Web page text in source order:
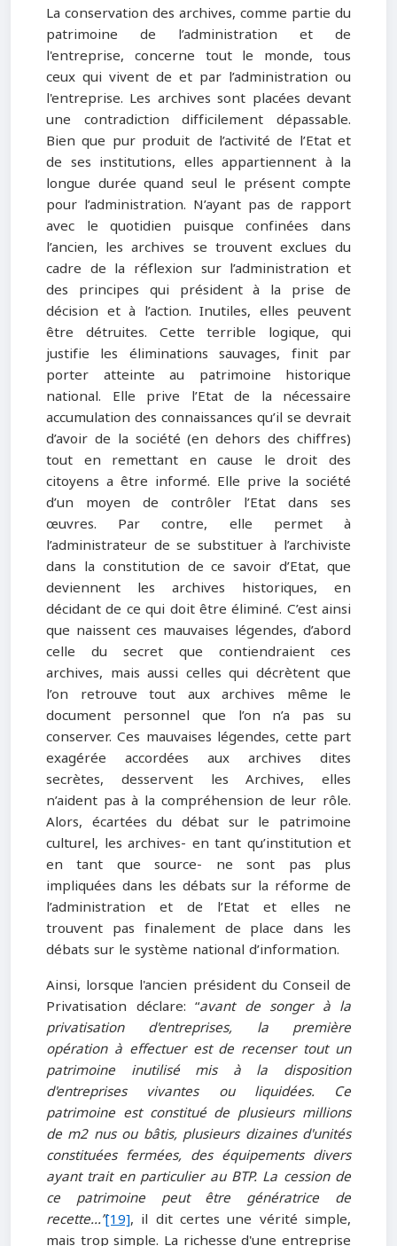
La conservation des archives, comme partie du
patrimoine de l’administration et de
l'entreprise, concerne tout le monde, tous
ceux qui vivent de et par l’administration ou
l'entreprise. Les archives sont placées devant
une contradiction difficilement dépassable.
Bien que pur produit de l’activité de l’Etat et
de ses institutions, elles appartiennent à la
longue durée quand seul le présent compte
pour l’administration. N’ayant pas de rapport
avec le quotidien puisque confinées dans
l’ancien, les archives se trouvent exclues du
cadre de la réflexion sur l’administration et
des principes qui président à la prise de
décision et à l’action. Inutiles, elles peuvent
être détruites. Cette terrible logique, qui
justifie les éliminations sauvages, finit par
porter atteinte au patrimoine historique
national. Elle prive l’Etat de la nécessaire
accumulation des connaissances qu’il se devrait
d’avoir de la société (en dehors des chiffres)
tout en remettant en cause le droit des
citoyens a être informé. Elle prive la société
d’un moyen de contrôler l’Etat dans ses
œuvres. Par contre, elle permet à
l’administrateur de se substituer à l’archiviste
dans la constitution de ce savoir d’Etat, que
deviennent les archives historiques, en
décidant de ce qui doit être éliminé. C’est ainsi
que naissent ces mauvaises légendes, d’abord
celle du secret que contiendraient ces
archives, mais aussi celles qui décrètent que
l’on retrouve tout aux archives même le
document personnel que l’on n’a pas su
conserver. Ces mauvaises légendes, cette part
exagérée accordées aux archives dites
secrètes, desservent les Archives, elles
n’aident pas à la compréhension de leur rôle.
Alors, écartées du débat sur le patrimoine
culturel, les archives- en tant qu’institution et
en tant que source- ne sont pas plus
impliquées dans les débats sur la réforme de
l’administration et de l’Etat et elles ne
trouvent pas finalement de place dans les
débats sur le système national d’information.
Ainsi, lorsque l'ancien président du Conseil de
Privatisation déclare: “avant de songer à la
privatisation d'entreprises, la première
opération à effectuer est de recenser tout un
patrimoine inutilisé mis à la disposition
d'entreprises vivantes ou liquidées. Ce
patrimoine est constitué de plusieurs millions
de m2 nus ou bâtis, plusieurs dizaines d'unités
constituées fermées, des équipements divers
ayant trait en particulier au BTP. La cession de
ce patrimoine peut être génératrice de
recette...”[19], il dit certes une vérité simple,
mais trop simple. La richesse d'une entreprise